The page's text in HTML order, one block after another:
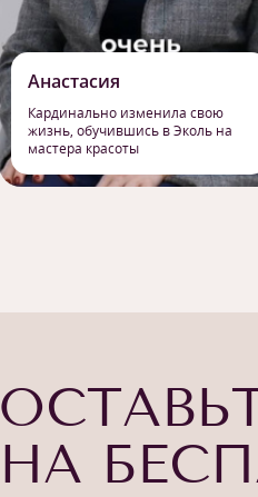
Анастасия
Кардинально изменила свою
жизнь, обучившись в Эколь на
мастера красоты
НА